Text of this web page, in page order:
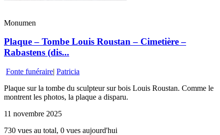
Monumen
Plaque – Tombe Louis Roustan – Cimetière –
Rabastens (dis...
Fonte funéraire| Patricia
Plaque sur la tombe du sculpteur sur bois Louis Roustan. Comme le
montrent les photos, la plaque a disparu.
11 novembre 2025
730 vues au total, 0 vues aujourd'hui